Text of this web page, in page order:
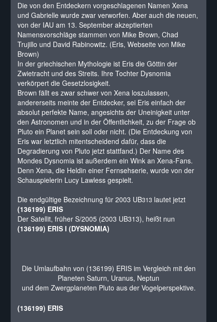
Die von den Entdeckern vorgeschlagenen Namen Xena
und Gabrielle wurde zwar verworfen. Aber auch die neuen,
von der IAU am 13. September akzeptierten
Namensvorschläge stammen von Mike Brown, Chad
Trujillo und David Rabinowitz. (Eris, Webseite von Mike
Brown)
In der griechischen Mythologie ist Eris die Göttin der
Zwietracht und des Streits. Ihre Tochter Dysnomia
verkörpert die Gesetzlosigkeit.
Brown fällt es zwar schwer von Xena loszulassen,
andererseits meinte der Entdecker, sei Eris einfach der
absolut perfekte Name, angesichts der Uneinigkeit unter
den Astronomen und in der Öffentlichkeit, zu der Frage ob
Pluto ein Planet sein soll oder nicht. (Die Entdeckung von
Eris war letztlich mitentscheidend dafür, dass die
Degradierung von Pluto jetzt stattfand.) Der Name des
Mondes Dysnomia ist außerdem ein Wink an Xena-Fans.
Denn Xena, die Heldin einer Fernsehserie, wurde von der
Schauspielerin Lucy Lawless gespielt.
Die endgültige Bezeichnung für 2003 UB313 lautet jetzt
(136199) ERIS
Der Satellit, früher S/2005 (2003 UB313), heißt nun
(136199) ERIS I (DYSNOMIA)
Die Umlaufbahn von (136199) ERIS im Vergleich mit den
Planeten Saturn, Uranus, Neptun
und dem Zwergplaneten Pluto aus der Vogelperspektive.
(136199) ERIS